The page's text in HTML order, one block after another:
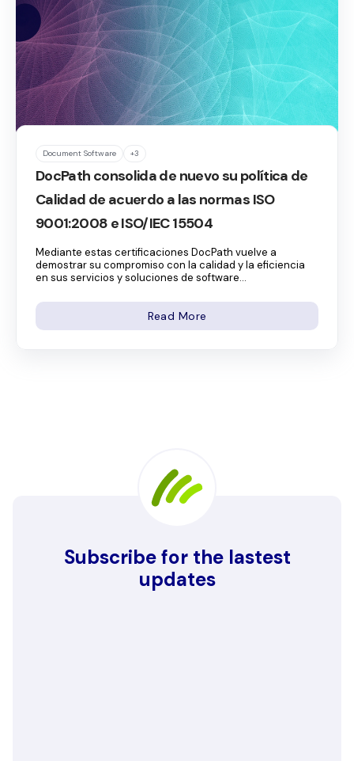
Document Software +3
DocPath consolida de nuevo su política de
Calidad de acuerdo a las normas ISO
9001:2008 e ISO/IEC 15504
Mediante estas certificaciones DocPath vuelve a
demostrar su compromiso con la calidad y la eficiencia
en sus servicios y soluciones de software...
Read More
Subscribe for the lastest
updates